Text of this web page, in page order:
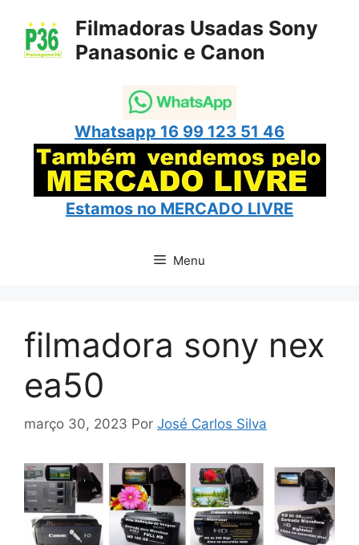
para
Filmadoras Usadas Sony
Panasonic e Canon
Whatsapp 16 99 123 51 46
Estamos no MERCADO LIVRE
Menu
filmadora sony nex
ea50
março 30, 2023 Por José Carlos Silva